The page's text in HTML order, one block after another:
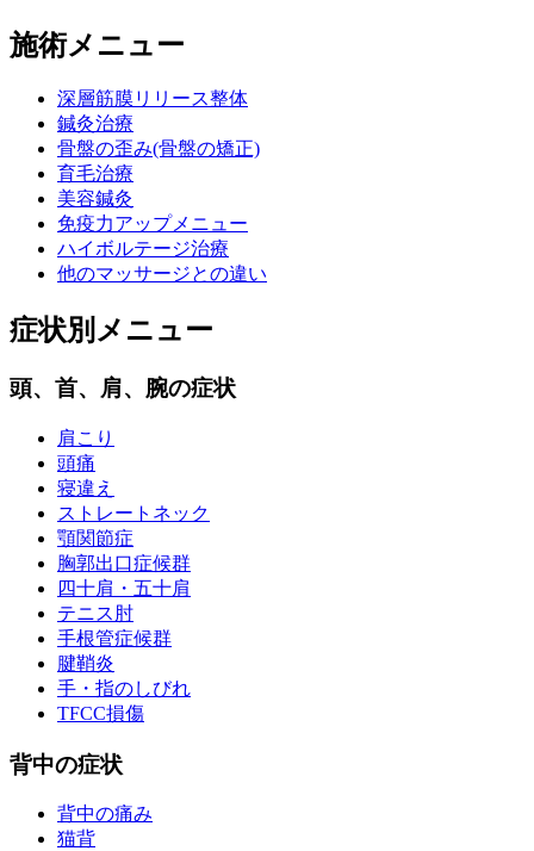
施術メニュー
深層筋膜リリース整体
鍼灸治療
骨盤の歪み(骨盤の矯正)
育毛治療
美容鍼灸
免疫力アップメニュー
ハイボルテージ治療
他のマッサージとの違い
症状別メニュー
頭、首、肩、腕の症状
肩こり
頭痛
寝違え
ストレートネック
顎関節症
胸郭出口症候群
四十肩・五十肩
テニス肘
手根管症候群
腱鞘炎
手・指のしびれ
TFCC損傷
背中の症状
背中の痛み
猫背